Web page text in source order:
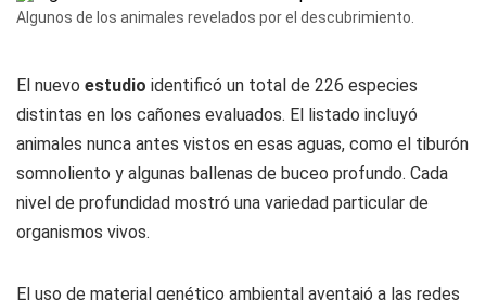
Algunos de los animales revelados por el descubrimiento.
El nuevo estudio identificó un total de 226 especies
distintas en los cañones evaluados. El listado incluyó
animales nunca antes vistos en esas aguas, como el tiburón
somnoliento y algunas ballenas de buceo profundo. Cada
nivel de profundidad mostró una variedad particular de
organismos vivos.
El uso de material genético ambiental aventajó a las redes